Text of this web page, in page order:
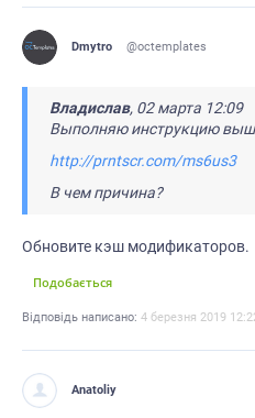
Dmytro @octemplates
Владислав, 02 марта 12:09
Выполняю инструкцию
http://prntscr.com/ms6us3
В чем причина?
Обновите кэш модификаторов.
Подобається
Відповідь написано: 4 березня 2019
Anatoliy